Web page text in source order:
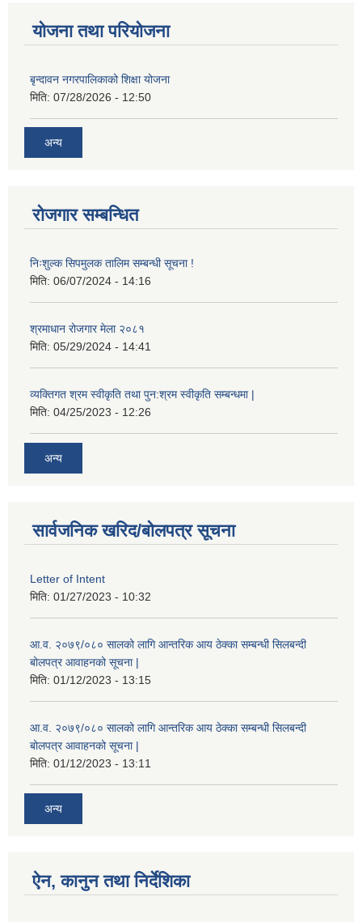
योजना तथा परियोजना
बृन्दावन नगरपालिकाको शिक्षा योजना
मिति: 07/28/2026 - 12:50
अन्य
रोजगार सम्बन्धित
निःशुल्क सिपमुलक तालिम सम्बन्धी सूचना !
मिति: 06/07/2024 - 14:16
श्रमाधान रोजगार मेला २०८१
मिति: 05/29/2024 - 14:41
व्यक्तिगत श्रम स्वीकृति तथा पुन:श्रम स्वीकृति सम्बन्धमा |
मिति: 04/25/2023 - 12:26
अन्य
सार्वजनिक खरिद/बोलपत्र सूचना
Letter of Intent
मिति: 01/27/2023 - 10:32
आ.व. २०७९/०८० सालको लागि आन्तरिक आय ठेक्का सम्बन्धी सिलबन्दी
बोलपत्र आवाहनको सूचना |
मिति: 01/12/2023 - 13:15
आ.व. २०७९/०८० सालको लागि आन्तरिक आय ठेक्का सम्बन्धी सिलबन्दी
बोलपत्र आवाहनको सूचना |
मिति: 01/12/2023 - 13:11
अन्य
ऐन, कानुन तथा निर्देशिका